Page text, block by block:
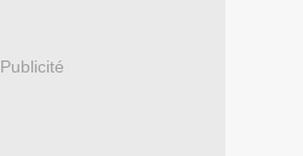
Publicité